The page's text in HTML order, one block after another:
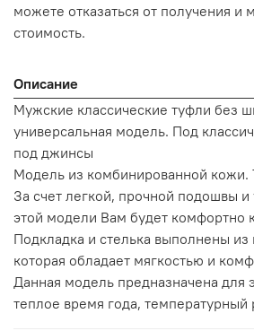
можете отказаться от получения
стоимость.
Описание
Мужские классические туфли без
универсальная модель. Под
под джинсы
Модель из комбинированной кожи.
За счет легкой, прочной подошвы
этой модели Вам будет комфортно
Подкладка и стелька выполнены из
которая обладает мягкостью и
Данная модель предназначена для
теплое время года,